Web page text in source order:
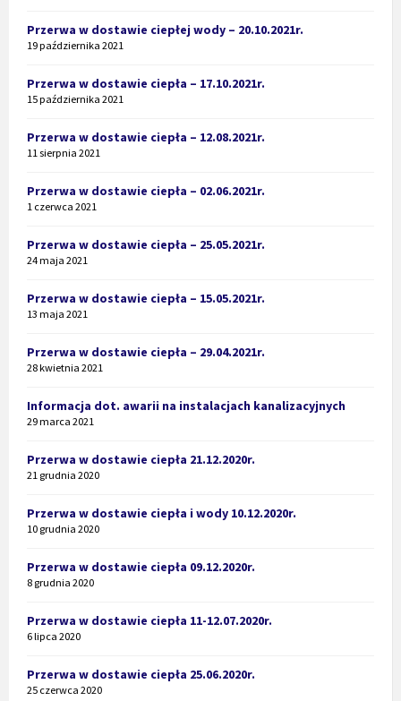
Przerwa w dostawie ciepłej wody – 20.10.2021r.
19 października 2021
Przerwa w dostawie ciepła – 17.10.2021r.
15 października 2021
Przerwa w dostawie ciepła – 12.08.2021r.
11 sierpnia 2021
Przerwa w dostawie ciepła – 02.06.2021r.
1 czerwca 2021
Przerwa w dostawie ciepła – 25.05.2021r.
24 maja 2021
Przerwa w dostawie ciepła – 15.05.2021r.
13 maja 2021
Przerwa w dostawie ciepła – 29.04.2021r.
28 kwietnia 2021
Informacja dot. awarii na instalacjach kanalizacyjnych
29 marca 2021
Przerwa w dostawie ciepła 21.12.2020r.
21 grudnia 2020
Przerwa w dostawie ciepła i wody 10.12.2020r.
10 grudnia 2020
Przerwa w dostawie ciepła 09.12.2020r.
8 grudnia 2020
Przerwa w dostawie ciepła 11-12.07.2020r.
6 lipca 2020
Przerwa w dostawie ciepła 25.06.2020r.
25 czerwca 2020